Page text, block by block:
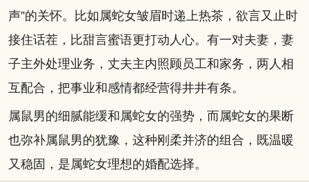
声”的关怀。比如属蛇女皱眉时递上热茶，欲言又止时
接住话茬，比甜言蜜语更打动人心。有一对夫妻，妻
子主外处理业务，丈夫主内照顾员工和家务，两人相
互配合，把事业和感情都经营得井井有条。
属鼠男的细腻能缓和属蛇女的强势，而属蛇女的果断
也弥补属鼠男的犹豫，这种刚柔并济的组合，既温暖
又稳固，是属蛇女理想的婚配选择。